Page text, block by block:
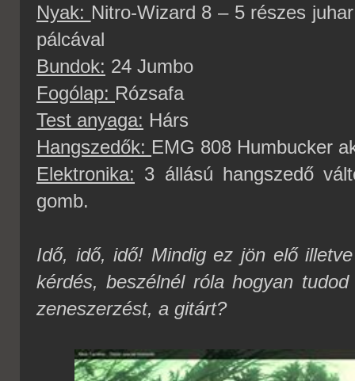
Nyak: Nitro-Wizard 8 – 5 részes
pálcával
Bundok: 24 Jumbo
Fogólap: Rózsafa
Test anyaga: Hárs
Hangszedők: EMG 808 Humbucker
Elektronika: 3 állású hangszedő
gomb.
Idő, idő, idő! Mindig ez jön elő
kérdés, beszélnél róla hogyan
zeneszerzést, a gitárt?